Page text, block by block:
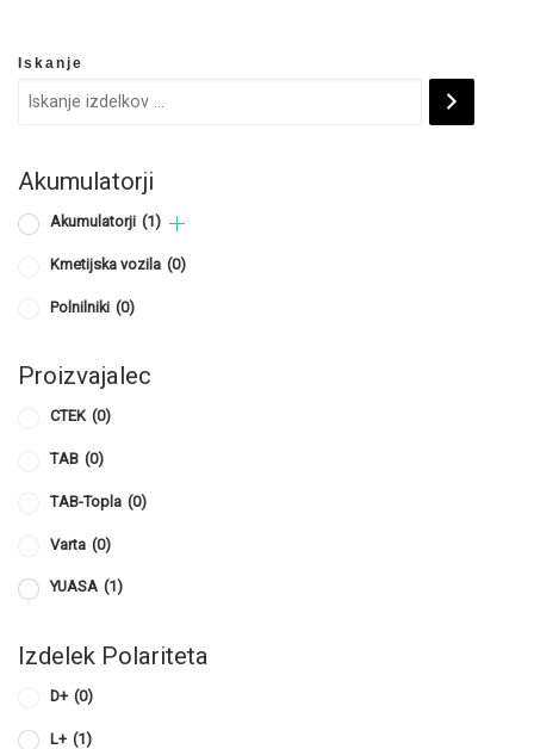
Iskanje
Akumulatorji
Akumulatorji (1)
Kmetijska vozila (0)
Polnilniki (0)
Proizvajalec
CTEK (0)
TAB (0)
TAB-Topla (0)
Varta (0)
YUASA (1)
Izdelek Polariteta
D+ (0)
L+ (1)